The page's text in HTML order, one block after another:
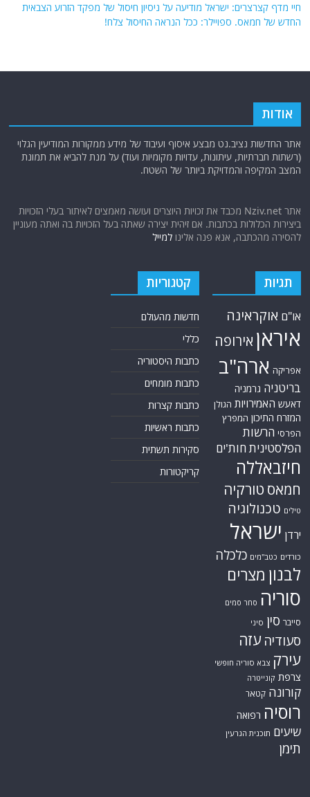
חיי מדף קצרצרים: ישראל מודיעה על ניסיון חיסול של מפקד הזרוע הצבאית
החדש של חמאס. ספויילר: ככל הנראה החיסול צלח!
אודות
אתר החדשות נציב.נט מבצע איסוף ועיבוד של מידע ממקורות המודיעין הגלוי
(רשתות חברתיות, עיתונות, עדויות מקומיות ועוד) על מנת להביא את תמונת
המצב המקיפה והמדויקת ביותר של השטח.
אתר Nziv.net מכבד את זכויות היוצרים ועושה מאמצים לאיתור בעלי הזכויות
ביצירות הכלולות בכתבות. אם זיהית יצירה שאתה בעל הזכויות בה ואתה מעוניין
להסירה מהכתבה, אנא פנה אלינולמייל
תגיות
או"ם אוקראינה
איראן אירופה
אפריקה ארה"ב
בריטניה גרמניה
דאעש האמירויות הגולן
המזרח התיכון המפרץ
הפרסי הרשות
הפלסטיניתחות'ים
חיזבאללה
חמאס טורקיה
טילים טכנולוגיה
ירדן ישראל
כורדים כטב"מים כלכלה
לבנון מצרים
סוריה סחר סמים
סייבר סין סיני
סעודיה עזה
עירק צבא סוריה חופשי
צרפת קונייטרה
קורונה קטאר
רוסיה רפואה
שיעים תוכנית הגרעין
תימן
קטגוריות
חדשות מהעולם
כללי
כתבות היסטוריה
כתבות מומחים
כתבות קצרות
כתבות ראשיות
סקירות תשתית
קריקטורות